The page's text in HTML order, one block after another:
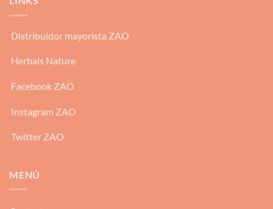
Distribuidor mayorista ZAO
Herbals Nature
Facebook ZAO
Instagram ZAO
Twitter ZAO
MENÚ